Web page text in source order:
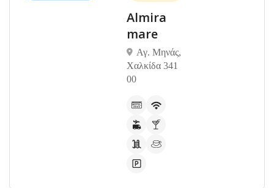
Almira
mare
Αγ. Μηνάς,
Χαλκίδα 341
00